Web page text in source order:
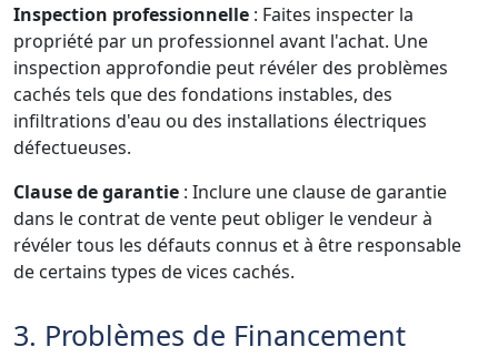
Inspection professionnelle : Faites inspecter la
propriété par un professionnel avant l'achat. Une
inspection approfondie peut révéler des problèmes
cachés tels que des fondations instables, des
infiltrations d'eau ou des installations électriques
défectueuses.
Clause de garantie : Inclure une clause de garantie
dans le contrat de vente peut obliger le vendeur à
révéler tous les défauts connus et à être responsable
de certains types de vices cachés.
3. Problèmes de Financement